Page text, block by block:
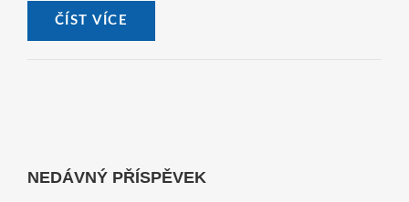
ČÍST VÍCE
NEDÁVNÝ PŘÍSPĚVEK